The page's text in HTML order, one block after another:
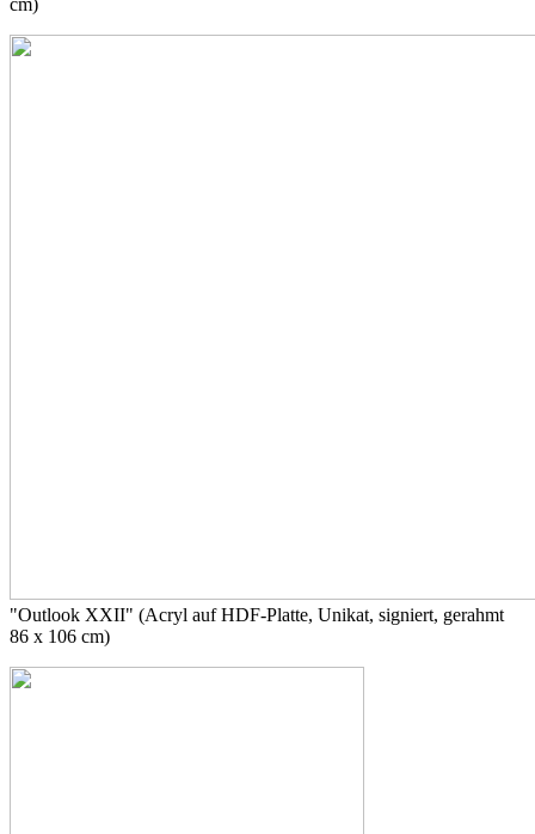
cm)
"Outlook XXII" (Acryl auf HDF-Platte, Unikat, signiert, gerahmt
86 x 106 cm)